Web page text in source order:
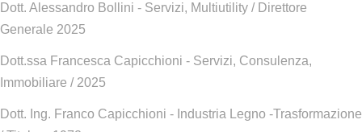
Dott. Alessandro Bollini - Servizi, Multiutility / Direttore
Generale 2025
Dott.ssa Francesca Capicchioni - Servizi, Consulenza,
Immobiliare / 2025
Dott. Ing. Franco Capicchioni - Industria Legno -Trasformazione